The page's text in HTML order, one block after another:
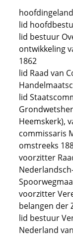
lid
lid bestuur
ontwikkeling
1862
lid Raad van
lid
Heemskerk),
commissaris
omstreeks
voorzitter
voorzitter
belangen der
lid bestuur
Nederland